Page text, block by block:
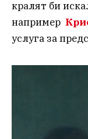
кралят би
например
услуга за